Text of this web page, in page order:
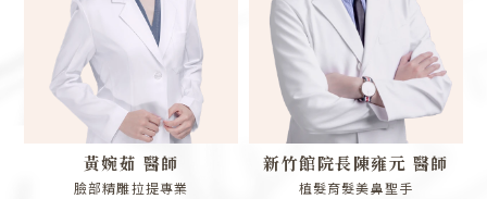
黃婉茹 醫師
臉部精雕拉提專業
新竹館院長陳雍元 醫師
植髮育髮美鼻聖手